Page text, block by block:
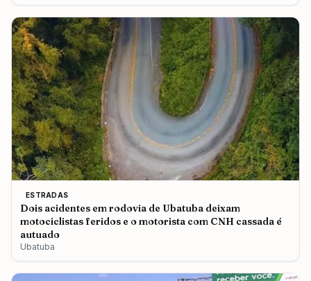
ESTRADAS
Dois acidentes em rodovia de Ubatuba deixam
motociclistas feridos e o motorista com CNH cassada é
autuado
Ubatuba